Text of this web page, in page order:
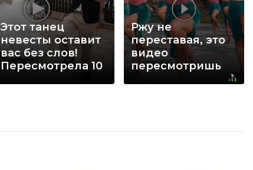
Этот танец
невесты оставит
вас без слов!
Пересмотрела 10
Ржу не
переставая, это
видео
пересмотришь